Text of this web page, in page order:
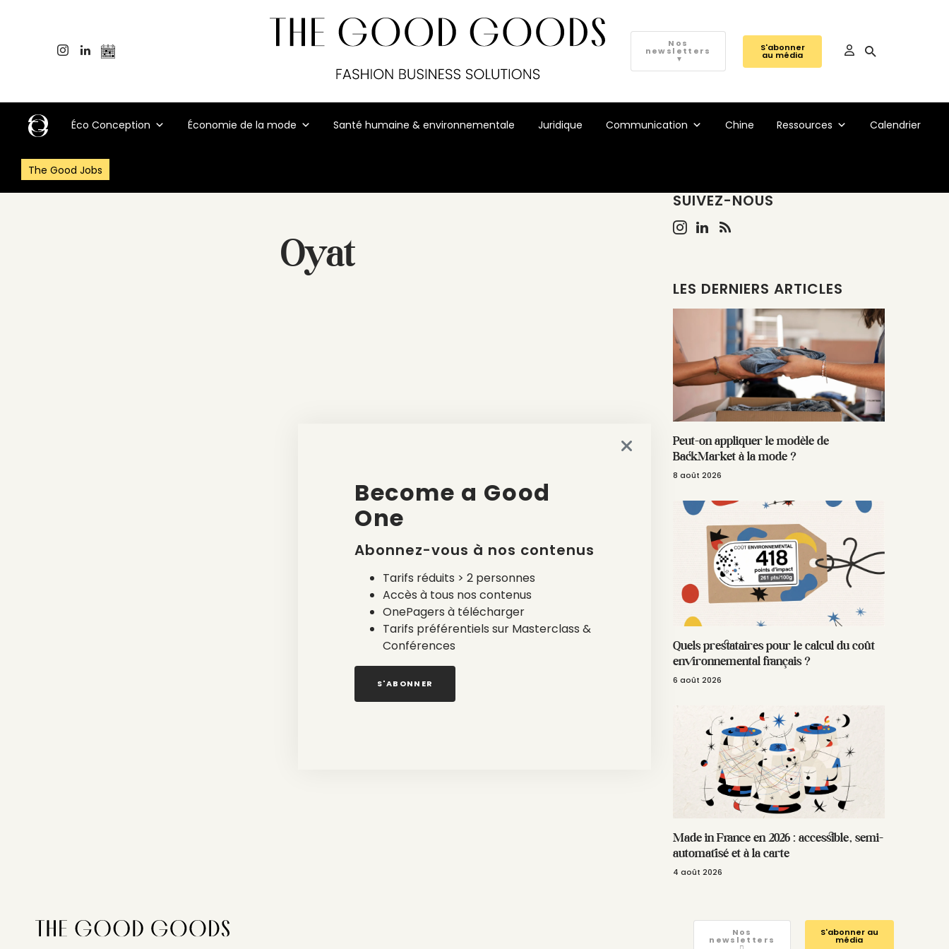
Nos
newsletters
▼
S'abonner
au média
Éco Conception Économie de la mode Santé humaine & environnementale Juridique Communication Chine Ressources Calendrier
The Good Jobs
Oyat
SUIVEZ-NOUS
LES DERNIERS ARTICLES
Peut-on appliquer le modèle de
BackMarket à la mode ?
8 août 2026
Quels prestataires pour le calcul du coût
environnemental français ?
6 août 2026
Made in France en 2026 : accessible, semi-
automatisé et à la carte
4 août 2026
Nos
newsletters
S'abonner au
média
Become a Good
One
Abonnez-vous à nos contenus
Tarifs réduits > 2 personnes
Accès à tous nos contenus
OnePagers à télécharger
Tarifs préférentiels sur Masterclass &
Conférences
S'ABONNER